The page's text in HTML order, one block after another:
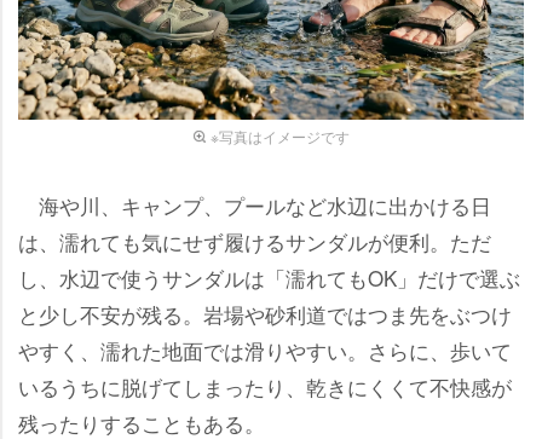
※写真はイメージです
海や川、キャンプ、プールなど水辺に出かける日
は、濡れても気にせず履けるサンダルが便利。ただ
し、水辺で使うサンダルは「濡れてもOK」だけで選ぶ
と少し不安が残る。岩場や砂利道ではつま先をぶつけ
すく、濡れた地面では滑りやすい。さらに、歩いて
いるうちに脱げてしまったり、乾きにくくて不快感が
残ったりすることもある。